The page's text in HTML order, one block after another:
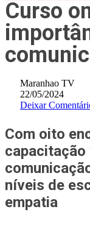
Curso
Maranhao TV
22/05/2024
Deixar
Com oito
capacitação
níveis de
empatia